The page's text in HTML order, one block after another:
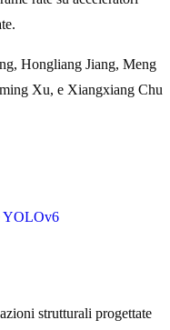
Hongliang Jiang, Meng
Xu, e Xiangxiang Chu
YOLOv6
strutturali progettate